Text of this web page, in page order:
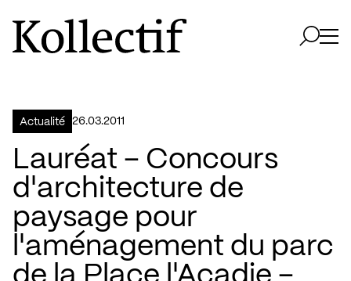
Aller à la page d'accueil
Logo Kollectif
Actualité 26.03.2011
Lauréat – Concours
d'architecture de
paysage pour
l'aménagement du parc